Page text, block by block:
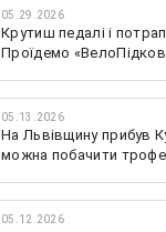
05.29.2026
Крутиш педалі і
Проїдемо
05.13.2026
На Львівщину прибув
можна побачити
05.12.2026